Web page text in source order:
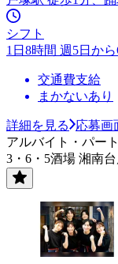
シフト
1日8時間 週5日か
交通費支給
まかないあり
詳細を見る
応募画
アルバイト・パート
3・6・5酒場 湘南